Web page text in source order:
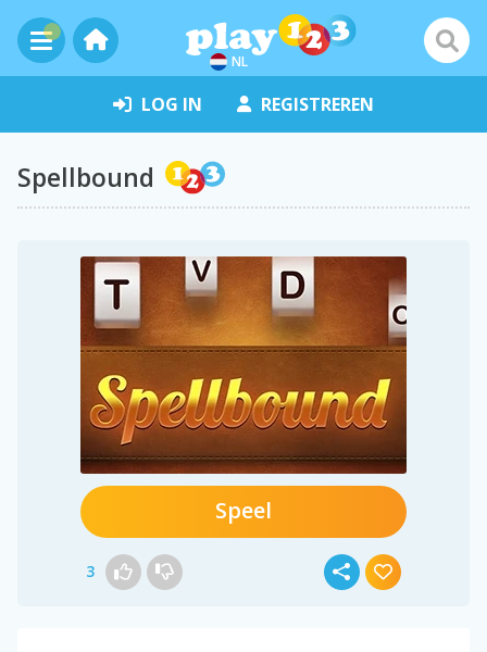
NL
LOG IN REGISTREREN
Spellbound
Speel
3